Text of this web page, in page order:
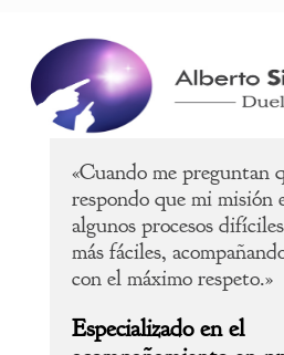
Alberto Simoncini
«Cuando me preguntan
respondo que mi misión
algunos procesos
más fáciles,
con el máximo respeto.»
Especializado en el